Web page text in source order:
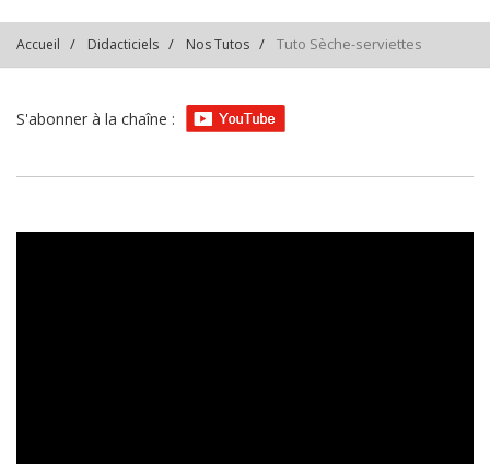
Accueil Didacticiels Nos Tutos Tuto Sèche-serviettes
S'abonner à la chaîne :